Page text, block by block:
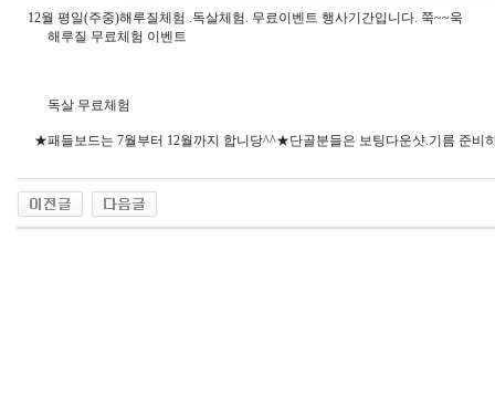
12월 평일(주중)해루질체험 .독살체험. 무료이벤트 행사기간입니다. 쭉~~욱
해루질 무료체험 이벤트
독살 무료체험
★패들보드는 7월부터 12월까지 합니당^^★단골분들은 보팅다운샷.기름 준비